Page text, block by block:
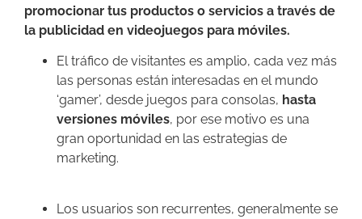
promocionar tus productos o servicios a través de
la publicidad en videojuegos para móviles.
El tráfico de visitantes es amplio, cada vez más
las personas están interesadas en el mundo
‘gamer’, desde juegos para consolas, hasta
versiones móviles, por ese motivo es una
gran oportunidad en las estrategias de
marketing.
Los usuarios son recurrentes, generalmente se